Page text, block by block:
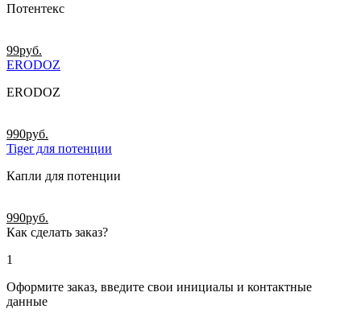
Потентекс
99руб.
ERODOZ
ERODOZ
990руб.
Tiger для потенции
Капли для потенции
990руб.
Как сделать заказ?
1
Оформите заказ, введите свои инициалы и контактные
данные